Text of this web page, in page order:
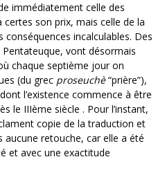
immédiatement celle des
son prix, mais celle de la
incalculables. Des
vont désormais
chaque septième jour on
(du grec proseuchè“prière”),
l’existence commence à être
le IIIème siècle . Pour l’instant,
copie de la traduction et
aucune retouche, car elle a été
et avec une exactitude